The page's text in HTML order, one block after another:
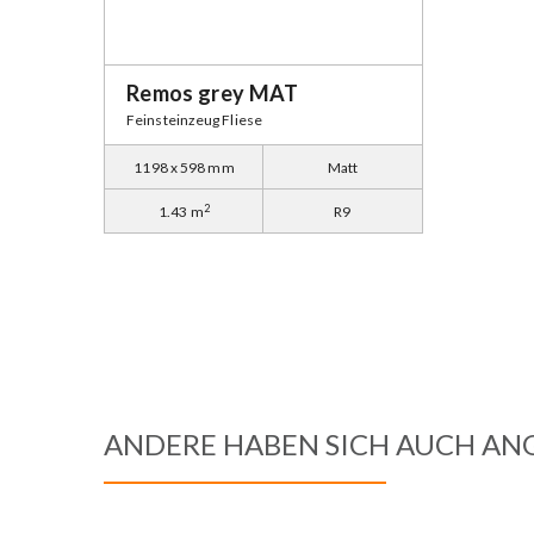
Remos grey MAT
Feinsteinzeug Fliese
1198 x 598 mm Matt
1.43 m2 R9
ANDERE HABEN SICH AUCH